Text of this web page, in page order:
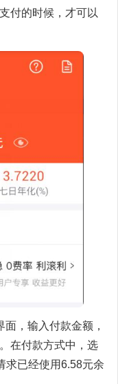
付的时候，才可以
，输入付款金额，
在付款方式中，选
求已经使用6.58元余